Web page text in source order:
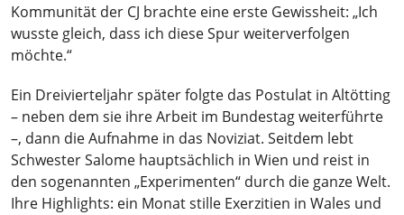
Kommunität der CJ brachte eine erste Gewissheit: „Ich
wusste gleich, dass ich diese Spur weiterverfolgen
möchte.“
Ein Dreivierteljahr später folgte das Postulat in Altötting
– neben dem sie ihre Arbeit im Bundestag weiterführte
–, dann die Aufnahme in das Noviziat. Seitdem lebt
Schwester Salome hauptsächlich in Wien und reist in
den sogenannten „Experimenten“ durch die ganze Welt.
Ihre Highlights: ein Monat stille Exerzitien in Wales und